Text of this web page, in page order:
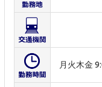
月火木金